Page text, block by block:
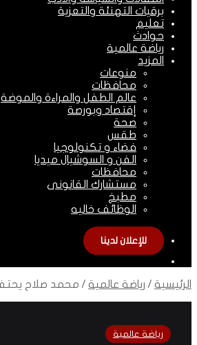
برقيات التهنئة والتعزية
تعليم
حوادث
رياضة عالمية
المزيد
منوعات
محافظات
عالم الطفل والمراءة والموضة
إقتصاد وبورصة
صحة
طقس
فضاء و تكنولوجيا
الفن و السوشيال ميديا
محافظات
مستشارك القانونى
مطبخ
الوظائف خاليه
للإعلان لدينا
الرئيسية / رياضة عالمية / محمد صلاح
رياضة عالمية